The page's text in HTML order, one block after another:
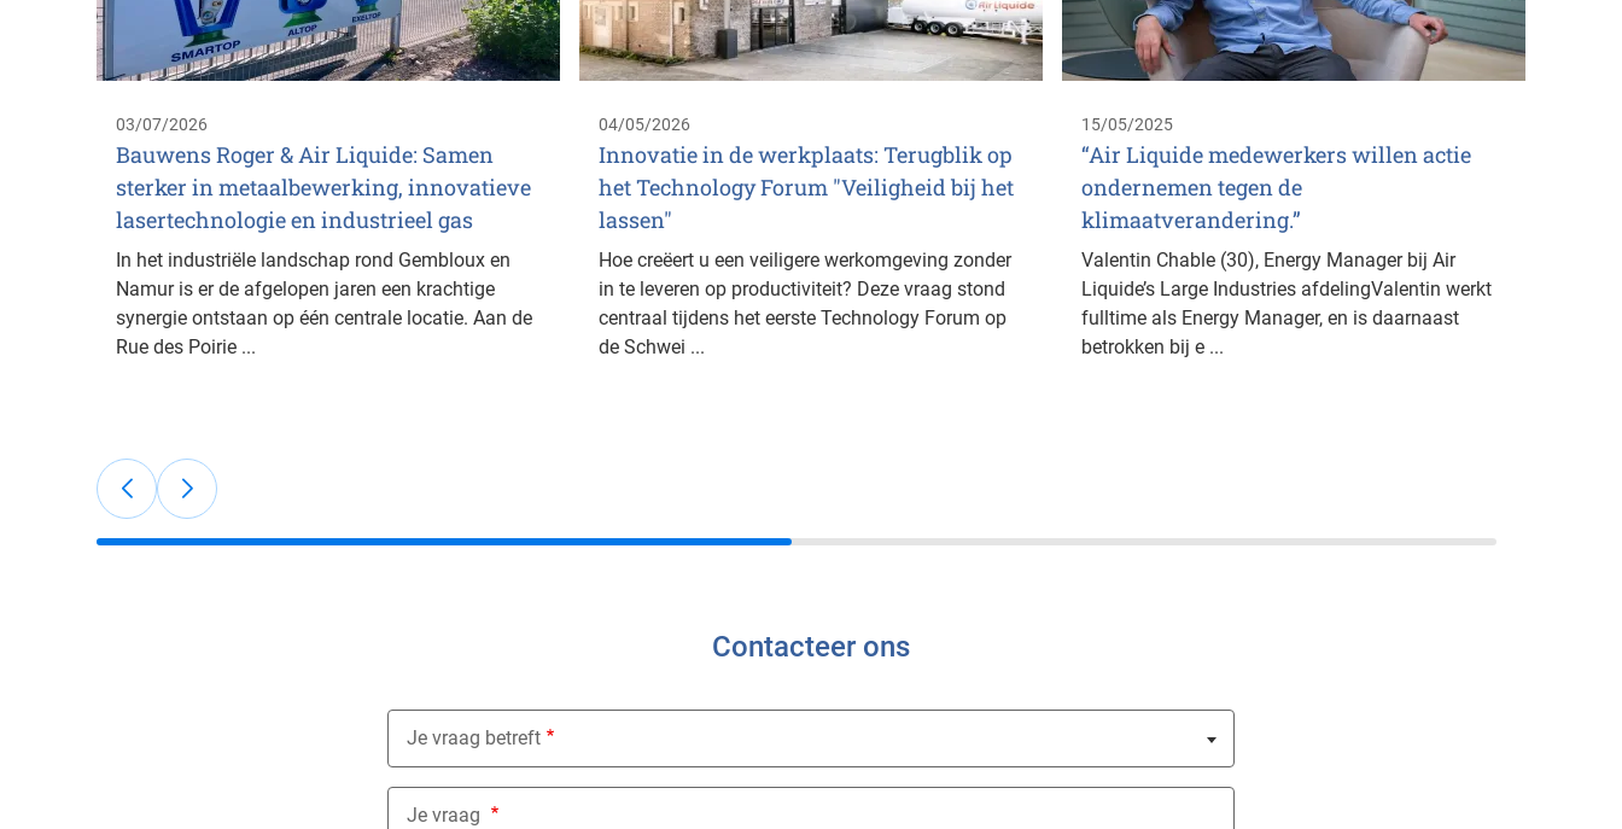
03/07/2026
Bauwens Roger & Air Liquide: Samen
sterker in metaalbewerking, innovatieve
lasertechnologie en industrieel gas
In het industriële landschap rond Gembloux en
Namur is er de afgelopen jaren een krachtige
synergie ontstaan op één centrale locatie. Aan de
Rue des Poirie ...
04/05/2026
Innovatie in de werkplaats: Terugblik op
het Technology Forum "Veiligheid bij het
lassen"
Hoe creëert u een veiligere werkomgeving zonder
in te leveren op productiviteit? Deze vraag stond
centraal tijdens het eerste Technology Forum op
de Schwei ...
15/05/2025
“Air Liquide medewerkers willen actie
ondernemen tegen de
klimaatverandering.”
Valentin Chable (30), Energy Manager bij Air
Liquide’s Large Industries afdelingValentin werkt
fulltime als Energy Manager, en is daarnaast
betrokken bij e ...
Contacteer ons
Je vraag betreft
Nothing selected
Je vraag